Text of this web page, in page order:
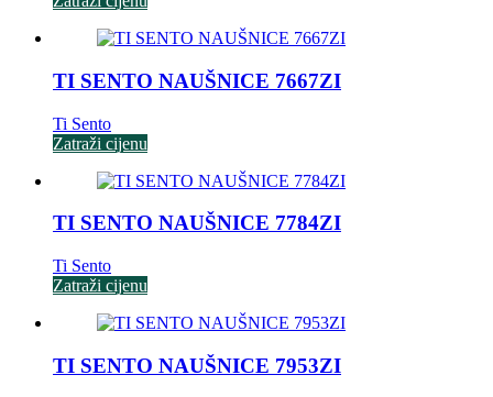
TI SENTO NAUŠNICE 7667ZI
Ti Sento
Zatraži cijenu
TI SENTO NAUŠNICE 7784ZI
Ti Sento
Zatraži cijenu
TI SENTO NAUŠNICE 7953ZI